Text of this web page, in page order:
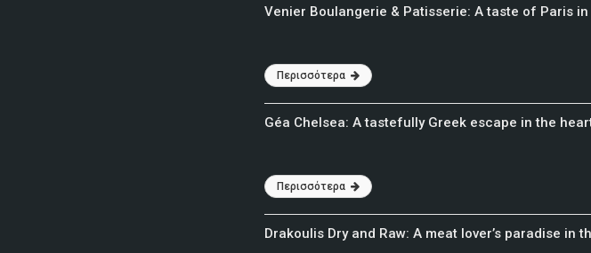
Venier Boulangerie & Patisserie: A taste of Paris
Περισσότερα
Géa Chelsea: A tastefully Greek escape in the
Περισσότερα
Drakoulis Dry and Raw: A meat lover’s paradise in